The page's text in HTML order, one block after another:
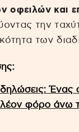
οφειλών και
την
των
Ένας
φόρο άνω